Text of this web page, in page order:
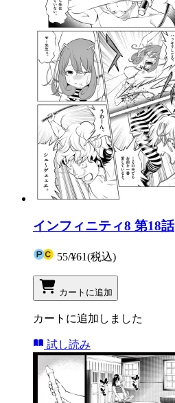
インフィニティ8 第18話
55/¥61(税込)
カートに追加
カートに追加しました
試し読み